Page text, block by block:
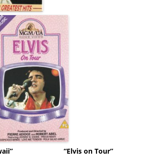
Hawaii” “Elvis on Tour”